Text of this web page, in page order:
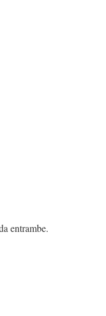
entrambe.